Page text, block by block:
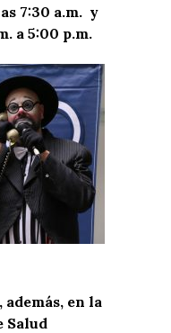
7:30 a.m. y
a 5:00 p.m.
en la
Salud